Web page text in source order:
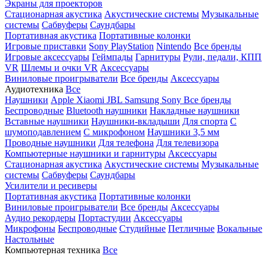
Экраны для проекторов
Стационарная акустика Акустические системы Музыкальные
системы Сабвуферы Саундбары
Портативная акустика Портативные колонки
Игровые приставки Sony PlayStation Nintendo Все бренды
Игровые аксессуары Геймпады Гарнитуры Рули, педали, КПП
VR Шлемы и очки VR Аксессуары
Виниловые проигрыватели Все бренды Аксессуары
Аудиотехника Все
Наушники Apple Xiaomi JBL Samsung Sony Все бренды
Беспроводные Bluetooth наушники Накладные наушники
Вставные наушники Наушники-вкладыши Для спорта С
шумоподавлением С микрофоном Наушники 3,5 мм
Проводные наушники Для телефона Для телевизора
Компьютерные наушники и гарнитуры Аксессуары
Стационарная акустика Акустические системы Музыкальные
системы Сабвуферы Саундбары
Усилители и ресиверы
Портативная акустика Портативные колонки
Виниловые проигрыватели Все бренды Аксессуары
Аудио рекордеры Портастудии Аксессуары
Микрофоны Беспроводные Студийные Петличные Вокальные
Настольные
Компьютерная техника Все